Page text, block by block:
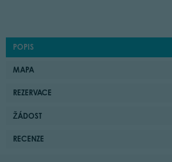
POPIS
MAPA
REZERVACE
ŽÁDOST
RECENZE